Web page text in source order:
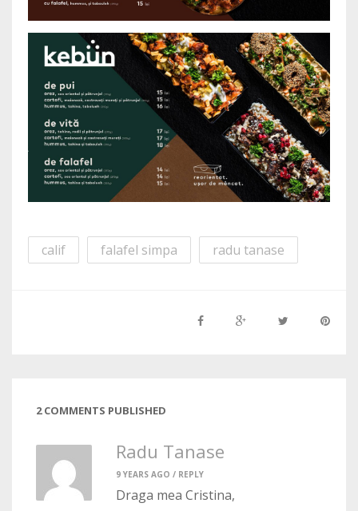
calif falafel simpa radu tanase
2 COMMENTS PUBLISHED
Radu Tanase
9 YEARS AGO / REPLY
Draga mea Cristina,